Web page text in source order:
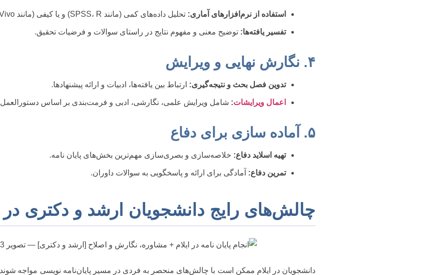
استفاده از نرم‌افزارهای آماری: تحلیل داده‌های کمی (مانند SPSS، R) و یا کیفی (مانند MAXQDA، NVivo).
تفسیر یافته‌ها: توضیح معنی و مفهوم نتایج در راستای سوالات و فرضیات تحقیق.
۴. نگارش نهایی و ویرایش
تدوین فصل بحث و نتیجه‌گیری: ارتباط بین یافته‌ها، ادبیات و ارائه پیشنهادها.
اعمال ویرایشات: شامل ویرایش علمی، نگارشی، ادبی و فرمت‌بندی بر اساس دستورالعمل
۵. آماده سازی برای دفاع
تهیه اسلاید دفاع: خلاصه‌سازی و بصری‌سازی مهم‌ترین بخش‌های پایان نامه.
تمرین دفاع: آمادگی برای ارائه و پاسخگویی به سوالات داوران.
چالش‌های رایج دانشجویان ارشد و دکتری در
دانشجویان در ایلام ممکن است با چالش‌های منحصر به فردی در مسیر پایان‌نامه نویسی مواجه